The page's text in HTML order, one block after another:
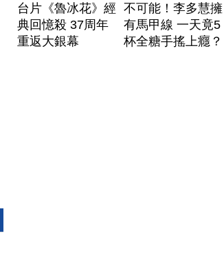
台片《魯冰花》經
典回憶殺 37周年
重返大銀幕
不可能！李多慧擁
有馬甲線 一天竟5
杯全糖手搖上癮？